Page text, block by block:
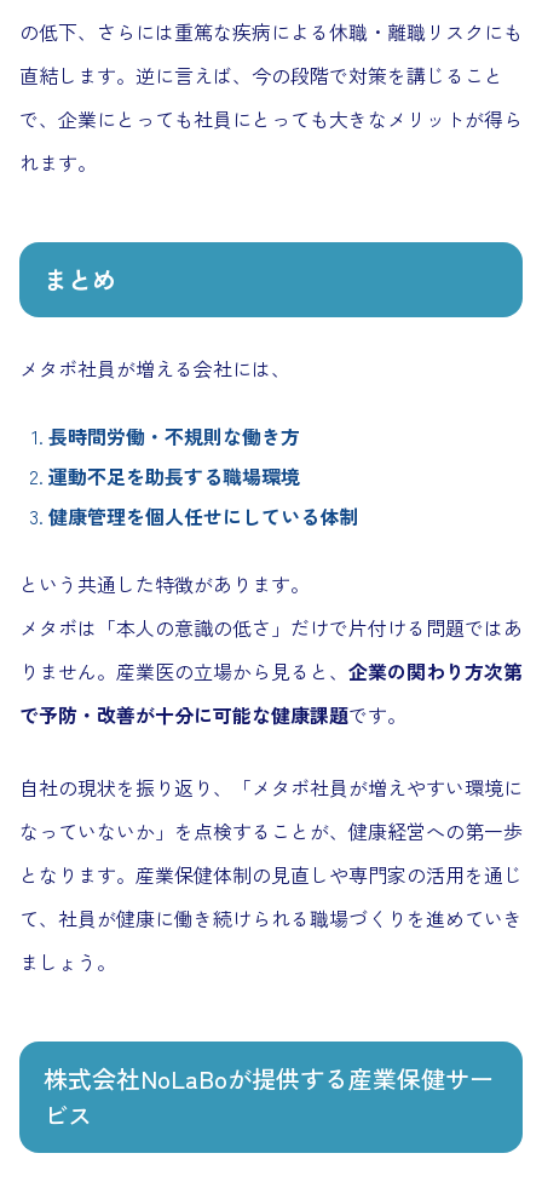
の低下、さらには重篤な疾病による休職・離職リスクにも
直結します。逆に言えば、今の段階で対策を講じること
で、企業にとっても社員にとっても大きなメリットが得ら
れます。
まとめ
メタボ社員が増える会社には、
長時間労働・不規則な働き方
運動不足を助長する職場環境
健康管理を個人任せにしている体制
という共通した特徴があります。
メタボは「本人の意識の低さ」だけで片付ける問題ではあ
りません。産業医の立場から見ると、 企業の関わり方次第
で予防・改善が十分に可能な健康課題です。
自社の現状を振り返り、「メタボ社員が増えやすい環境に
なっていないか」を点検することが、健康経営への第一歩
となります。産業保健体制の見直しや専門家の活用を通じ
て、社員が健康に働き続けられる職場づくりを進めていき
ましょう。
株式会社NoLaBoが提供する産業保健サー
ビス